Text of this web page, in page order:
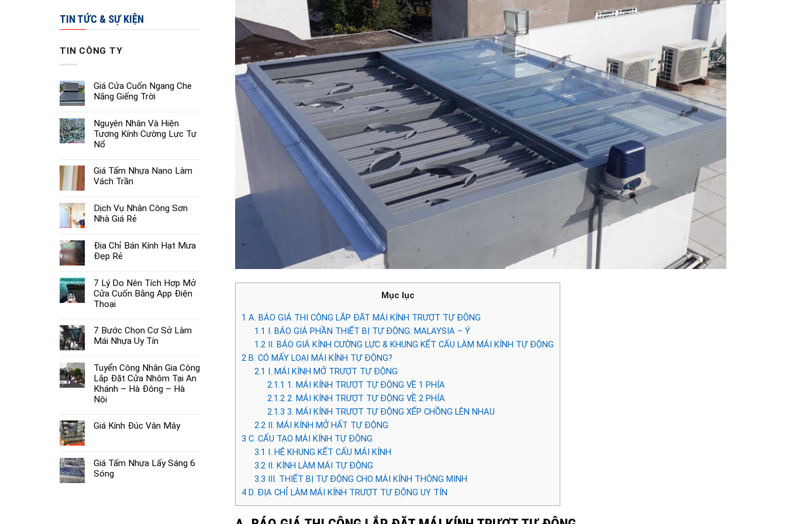
TIN TỨC & SỰ KIỆN
TIN CÔNG TY
Giá Cửa Cuốn Ngang Che
Nắng Giếng Trời
Nguyên Nhân Và Hiện
Tượng Kính Cường Lực Tự
Nổ
Giá Tấm Nhựa Nano Làm
Vách Trần
Dịch Vụ Nhân Công Sơn
Nhà Giá Rẻ
Địa Chỉ Bán Kính Hạt Mưa
Đẹp Rẻ
7 Lý Do Nên Tích Hợp Mở
Cửa Cuốn Bằng App Điện
Thoại
7 Bước Chọn Cơ Sở Làm
Mái Nhựa Uy Tín
Tuyển Công Nhân Gia Công
Lắp Đặt Cửa Nhôm Tại An
Khánh – Hà Đông – Hà
Nội
Giá Kính Đúc Vân Mây
Giá Tấm Nhựa Lấy Sáng 6
Sóng
Mục lục
1 A. BÁO GIÁ THI CÔNG LẮP ĐẶT MÁI KÍNH TRƯỢT TỰ ĐỘNG
1.1 I. BÁO GIÁ PHẦN THIẾT BỊ TỰ ĐỘNG: MALAYSIA – Ý
1.2II. BÁO GIÁ KÍNH CƯỜNG LỰC & KHUNG KẾT CẤU LÀM MÁI KÍNH TỰ ĐỘNG
2 B. CÓ MẤY LOẠI MÁI KÍNH TỰ ĐỘNG?
2.1 I. MÁI KÍNH MỞ TRƯỢT TỰ ĐỘNG
2.1.1 1. MÁI KÍNH TRƯỢT TỰ ĐỘNG VỀ 1 PHÍA
2.1.22. MÁI KÍNH TRƯỢT TỰ ĐỘNG VỀ 2 PHÍA
2.1.3 3. MÁI KÍNH TRƯỢT TỰ ĐỘNG XẾP CHỒNG LÊN NHAU
2.2II. MÁI KÍNH MỞ HẤT TỰ ĐỘNG
3 C. CẤU TẠO MÁI KÍNH TỰ ĐỘNG
3.1 I. HỆ KHUNG KẾT CẤU MÁI KÍNH
3.2II. KÍNH LÀM MÁI TỰ ĐỘNG
3.3 III. THIẾT BỊ TỰ ĐỘNG CHO MÁI KÍNH THÔNG MINH
4 D. ĐỊA CHỈ LÀM MÁI KÍNH TRƯỢT TỰ ĐỘNG UY TÍN